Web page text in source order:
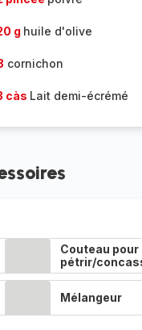
g huile d'olive
cornichon
càs Lait demi-écrémé
Couteau pour
pétrir/
Mélangeur